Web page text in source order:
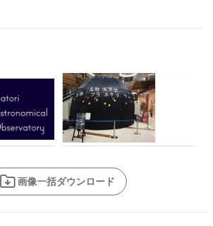
画像一括ダウンロード